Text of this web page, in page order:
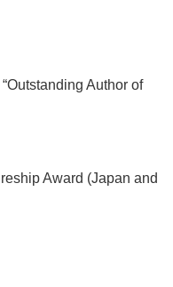
Author of
Award (Japan and